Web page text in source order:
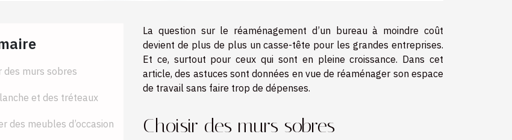
des murs sobres
et des tréteaux
des meubles d’occasion
La question sur le réaménagement d’un bureau à moindre coût
devient de plus de plus un casse-tête pour les grandes entreprises.
Et ce, surtout pour ceux qui sont en pleine croissance. Dans cet
article, des astuces sont données en vue de réaménager son espace
de travail sans faire trop de dépenses.
Choisir des murs sobres